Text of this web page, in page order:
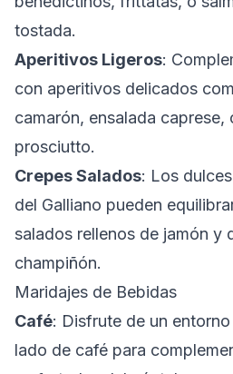
tostada.
Aperitivos Ligeros:
con aperitivos delicados
camarón, ensalada caprese,
prosciutto.
Crepes Salados: Los
del Galliano pueden
salados rellenos de jamón y
champiñón.
Maridajes de Bebidas
Café: Disfrute de un
lado de café para